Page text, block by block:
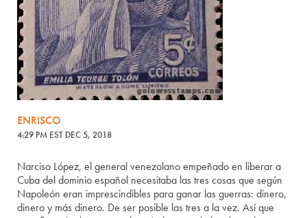
ENRISCO
4:29 PM EST DEC 5, 2018
Narciso López, el general venezolano empeñado en liberar a
Cuba del dominio español necesitaba las tres cosas que según
Napoleón eran imprescindibles para ganar las guerras: dinero,
dinero y más dinero. De ser posible las tres a la vez. Así que